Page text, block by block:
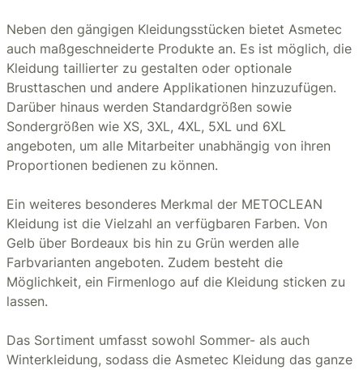
Neben den gängigen Kleidungsstücken bietet Asmetec
auch maßgeschneiderte Produkte an. Es ist möglich, die
Kleidung taillierter zu gestalten oder optionale
Brusttaschen und andere Applikationen hinzuzufügen.
Darüber hinaus werden Standardgrößen sowie
Sondergrößen wie XS, 3XL, 4XL, 5XL und 6XL
angeboten, um alle Mitarbeiter unabhängig von ihren
Proportionen bedienen zu können.
Ein weiteres besonderes Merkmal der METOCLEAN
Kleidung ist die Vielzahl an verfügbaren Farben. Von
Gelb über Bordeaux bis hin zu Grün werden alle
Farbvarianten angeboten. Zudem besteht die
Möglichkeit, ein Firmenlogo auf die Kleidung sticken zu
lassen.
Das Sortiment umfasst sowohl Sommer- als auch
Winterkleidung, sodass die Asmetec Kleidung das ganze